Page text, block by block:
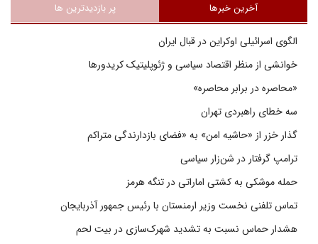
آخرین خبرها پر بازدیدترین ها
الگوی اسرائیلی اوکراین در قبال ایران
خوانشی از منظر اقتصاد سیاسی و ژئوپلیتیک کریدورها
«محاصره در برابر محاصره»
سه خطای راهبردی تهران
گذار خزر از «حاشیه امن» به «فضای بازدارندگی متراکم
ترامپ گرفتار در شن‌زار سیاسی
حمله موشکی به کشتی اماراتی در تنگه هرمز
تماس تلفنی نخست وزیر ارمنستان با رئیس جمهور آذربایجان
هشدار حماس نسبت به تشدید شهرک‌سازی در بیت‌ لحم